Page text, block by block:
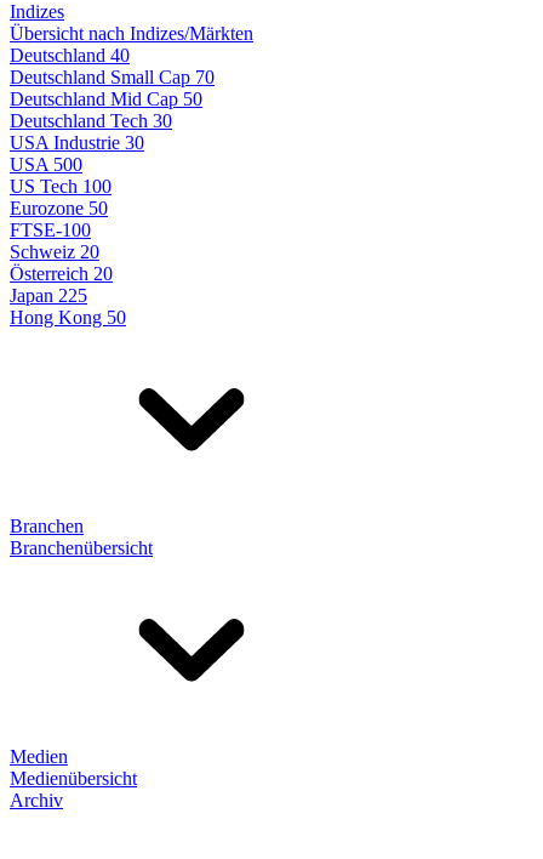
Indizes
Übersicht nach Indizes/Märkten
Deutschland 40
Deutschland Small Cap 70
Deutschland Mid Cap 50
Deutschland Tech 30
USA Industrie 30
USA 500
US Tech 100
Eurozone 50
FTSE-100
Schweiz 20
Österreich 20
Japan 225
Hong Kong 50
Branchen
Branchenübersicht
Medien
Medienübersicht
Archiv